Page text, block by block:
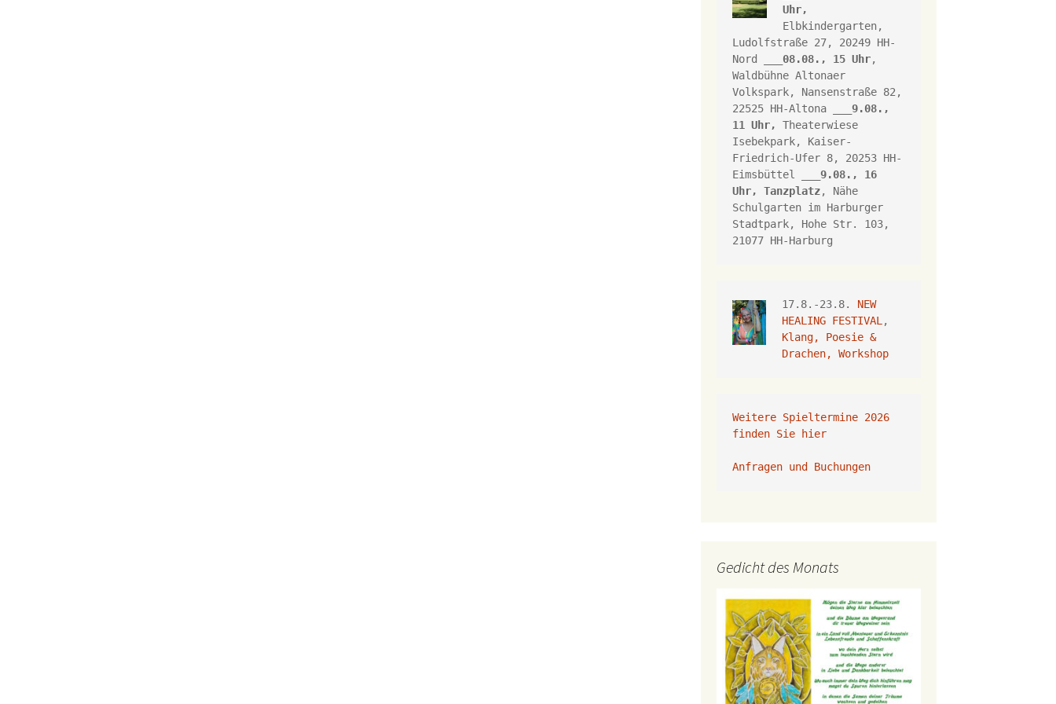
Uhr,
Elbkindergarten,
Ludolfstraße 27, 20249 HH-
Nord ___ 08.08., 15 Uhr
Waldbühne Altonaer
Volkspark, Nansenstraße 82,
22525 HH-Altona
9.08.,
11 Uhr,
Theaterwiese
Isebekpark, Kaiser-
Friedrich-Ufer 8, 20253 HH-
Eimsbüttel ___ 9.08., 16
Uhr, Tanzplatz, Nähe
Schulgarten im Harburger
Stadtpark, Hohe Str. 103,
21077 HH-Harburg
17.8.-23.8. NEW
HEALING FESTIVAL
Klang, Poesie &
Drachen, Workshop
Weitere Spieltermine 2026
finden Sie hier
Anfragen und Buchungen
Gedicht des Monats